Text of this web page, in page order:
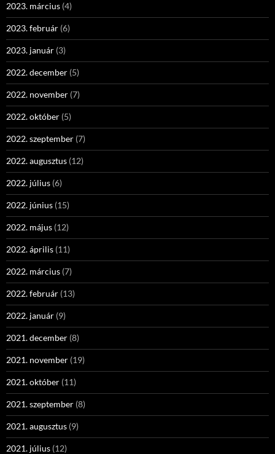
2023. március (4)
2023. február (6)
2023. január (3)
2022. december (5)
2022. november (7)
2022. október (5)
2022. szeptember (7)
2022. augusztus (12)
2022. július (6)
2022. június (15)
2022. május (12)
2022. április (11)
2022. március (7)
2022. február (13)
2022. január (9)
2021. december (8)
2021. november (19)
2021. október (11)
2021. szeptember (8)
2021. augusztus (9)
2021. július (12)